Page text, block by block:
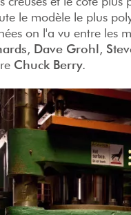
le modèle le plus
on l'a vu entre les
, Dave Grohl,
Chuck Berry.